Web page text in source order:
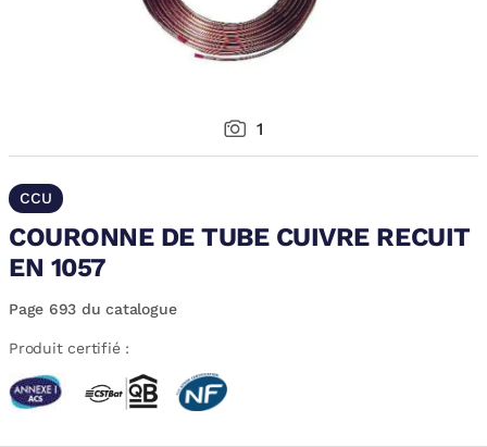
1
CCU
COURONNE DE TUBE CUIVRE RECUIT
EN 1057
Page 693 du catalogue
Produit certifié :